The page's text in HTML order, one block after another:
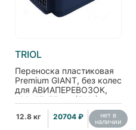
TRIOL
Переноска пластиковая
Premium GIANT, без колес
для АВИАПЕРЕВОЗОК,
100*67*75 см (5111)
12.8 кг 20704 ₽ нет в
наличии